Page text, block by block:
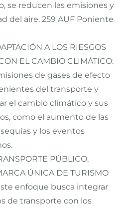
se reducen las emisiones y
del aire. 259 AUF Poniente
A LOS RIESGOS
EL CAMBIO CLIMÁTICO:
de gases de efecto
del transporte y
el cambio climático y sus
como el aumento de las
y los eventos
PÚBLICO,
ÚNICA DE TURISMO
enfoque busca integrar
de transporte con los